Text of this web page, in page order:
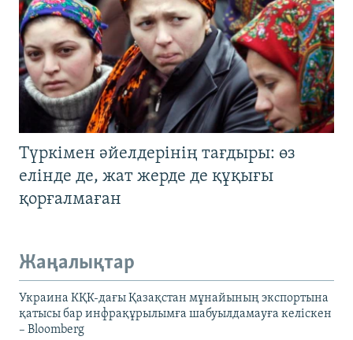
Түркімен әйелдерінің тағдыры: өз
елінде де, жат жерде де құқығы
қорғалмаған
Жаңалықтар
Украина КҚК-дағы Қазақстан мұнайының экспортына
қатысы бар инфрақұрылымға шабуылдамауға келіскен
– Bloomberg